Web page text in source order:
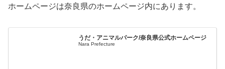
ホームページは奈良県のホームページ内にあります。
うだ・アニマルパーク/奈良県公式ホームページ
Nara Prefecture